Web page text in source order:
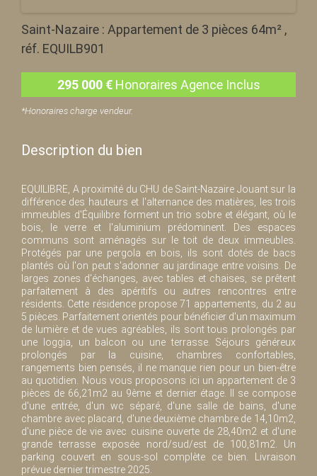
Saint-Nazaire : Appartement de 3 pièces 64m² ,
réf. EQUILB901
295 000€ Honoraires Agence Inclus
*Honoraires charge vendeur.
Description du bien
EQUILIBRE, A proximité du CHU de Saint-Nazaire Jouant sur la
différence des hauteurs et l'alternance des matières, les trois
immeubles d'Équilibre forment un trio sobre et élégant, où le
bois, le verre et l'aluminium prédominent. Des espaces
communs sont aménagés sur le toit de deux immeubles.
Protégés par une pergola en bois, ils sont dotés de bacs
plantés où l'on peut s'adonner au jardinage entre voisins. De
larges zones d'échanges, avec tables et chaises, se prêtent
parfaitement à des apéritifs ou autres rencontres entre
résidents. Cette résidence propose 71 appartements, du 2 au
5 pièces. Parfaitement orientés pour bénéficier d'un maximum
de lumière et de vues agréables, ils sont tous prolongés par
une loggia, un balcon ou une terrasse. Séjours généreux
prolongés par la cuisine, chambres confortables,
rangements bien pensés, il ne manque rien pour un bien-être
au quotidien. Nous vous proposons ici un appartement de 3
pièces de 66,21m2 au 9ème et dernier étage. Il se compose
d'une entrée, d'un wc séparé, d'une salle de bains, d'une
chambre avec placard, d'une deuxième chambre de 14,10m2,
d'une pièce de vie avec cuisine ouverte de 28,40m2 et d'une
grande terrasse exposée nord/sud/est de 100,81m2. Un
parking couvert en sous-sol complète ce bien. Livraison
prévue dernier trimestre 2025.